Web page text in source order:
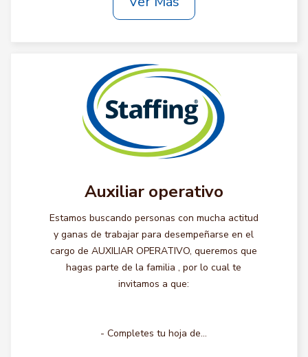
Auxiliar operativo
Estamos buscando personas con mucha actitud
y ganas de trabajar para desempeñarse en el
cargo de AUXILIAR OPERATIVO, queremos que
hagas parte de la familia , por lo cual te
invitamos a que:
- Completes tu hoja de...